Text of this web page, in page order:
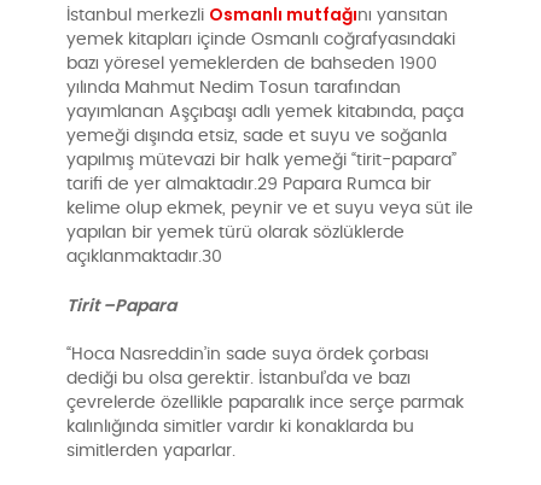
İstanbul merkezli Osmanlı mutfağını yansıtan
yemek kitapları içinde Osmanlı coğrafyasındaki
bazı yöresel yemeklerden de bahseden 1900
yılında Mahmut Nedim Tosun tarafından
yayımlanan Aşçıbaşı adlı yemek kitabında, paça
yemeği dışında etsiz, sade et suyu ve soğanla
yapılmış mütevazi bir halk yemeği “tirit-papara”
tarifi de yer almaktadır.29 Papara Rumca bir
kelime olup ekmek, peynir ve et suyu veya süt ile
yapılan bir yemek türü olarak sözlüklerde
açıklanmaktadır.30
Tirit –Papara
“Hoca Nasreddin’in sade suya ördek çorbası
dediği bu olsa gerektir. İstanbul’da ve bazı
çevrelerde özellikle paparalık ince serçe parmak
kalınlığında simitler vardır ki konaklarda bu
simitlerden yaparlar.